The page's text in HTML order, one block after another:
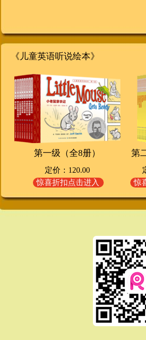
《儿童英语听说绘本》
第一级（全8册）
定价：120.00
惊喜折扣点击进入
第
惊